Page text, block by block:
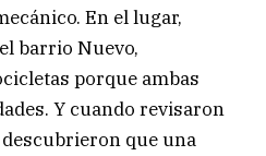
En el lugar,
barrio Nuevo,
porque ambas
Y cuando revisaron
que una